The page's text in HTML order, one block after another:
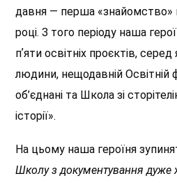
давня — перша «знайомство»
році. З того періоду наша
пʼяти освітніх проєктів,
людини, нещодавній
об’єднані та Школа зі
історії».
На цьому наша героїня
Школу з документування дуже